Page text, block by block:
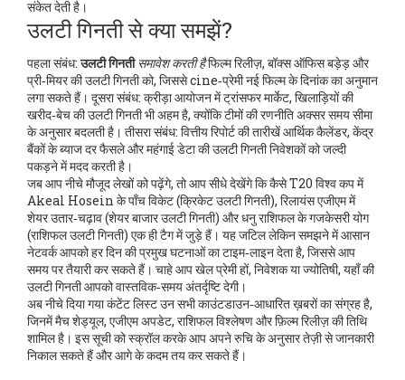
संकेत देती है।
उलटी गिनती से क्या समझें?
पहला संबंध:उलटी गिनती समावेश करती हैफिल्म रिलीज़, बॉक्स ऑफिस बड़ेड़ और
प्री‑मियर की उलटी गिनतीको, जिससे cine‑प्रेमी नई फिल्म के दिनांक का अनुमान
लगा सकते हैं। दूसरा संबंध: क्रीड़ा आयोजन मेंट्रांसफर मार्केट, खिलाड़ियों की
खरीद‑बेच की उलटी गिनतीभी अहम है, क्योंकि टीमों की रणनीति अक्सर समय सीमा
के अनुसार बदलती है। तीसरा संबंध: वित्तीय रिपोर्ट की तारीखेंआर्थिक कैलेंडर, केंद्र
बैंकों के ब्याज दर फैसले और महंगाई डेटा की उलटी गिनतीनिवेशकों को जल्दी
पकड़ने में मदद करती है।
जब आप नीचे मौजूद लेखों को पढ़ेंगे, तो आप सीधे देखेंगे कि कैसे T20 विश्व कप में
Akeal Hosein के पाँच विकेट (क्रिकेट उलटी गिनती), रिलायंस एजीएम में
शेयर उतार‑चढ़ाव (शेयर बाजार उलटी गिनती) और धनु राशिफल के गजकेसरी योग
(राशिफल उलटी गिनती) एक ही टैग में जुड़े हैं। यह जटिल लेकिन समझने में आसान
नेटवर्क आपको हर दिन की प्रमुख घटनाओं का टाइम‑लाइन देता है, जिससे आप
समय पर तैयारी कर सकते हैं। चाहे आप खेल प्रेमी हों, निवेशक या ज्योतिषी, यहाँ की
उलटी गिनती आपको वास्तविक‑समय अंतर्दृष्टि देगी।
अब नीचे दिया गया कंटेंट लिस्ट उन सभी काउंटडाउन‑आधारित ख़बरों का संग्रह है,
जिनमें मैच शेड्यूल, एजीएम अपडेट, राशिफल विश्लेषण और फ़िल्म रिलीज़ की तिथि
शामिल है। इस सूची को स्क्रॉल करके आप अपने रुचि के अनुसार तेज़ी से जानकारी
निकाल सकते हैं और आगे के कदम तय कर सकते हैं।